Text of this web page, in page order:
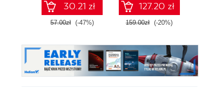
30.21 zł
57.00zł (-47%)
127.20 zł
159.00zł (-20%)